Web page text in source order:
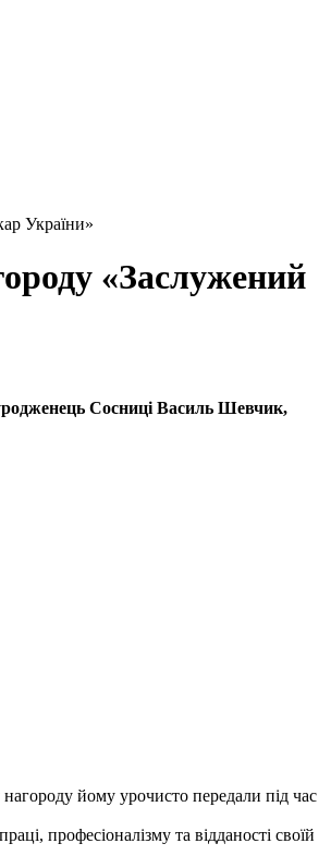
України»
«Заслужений
Сосниці Василь Шевчик,
йому урочисто передали під час
професіоналізму та відданості своїй